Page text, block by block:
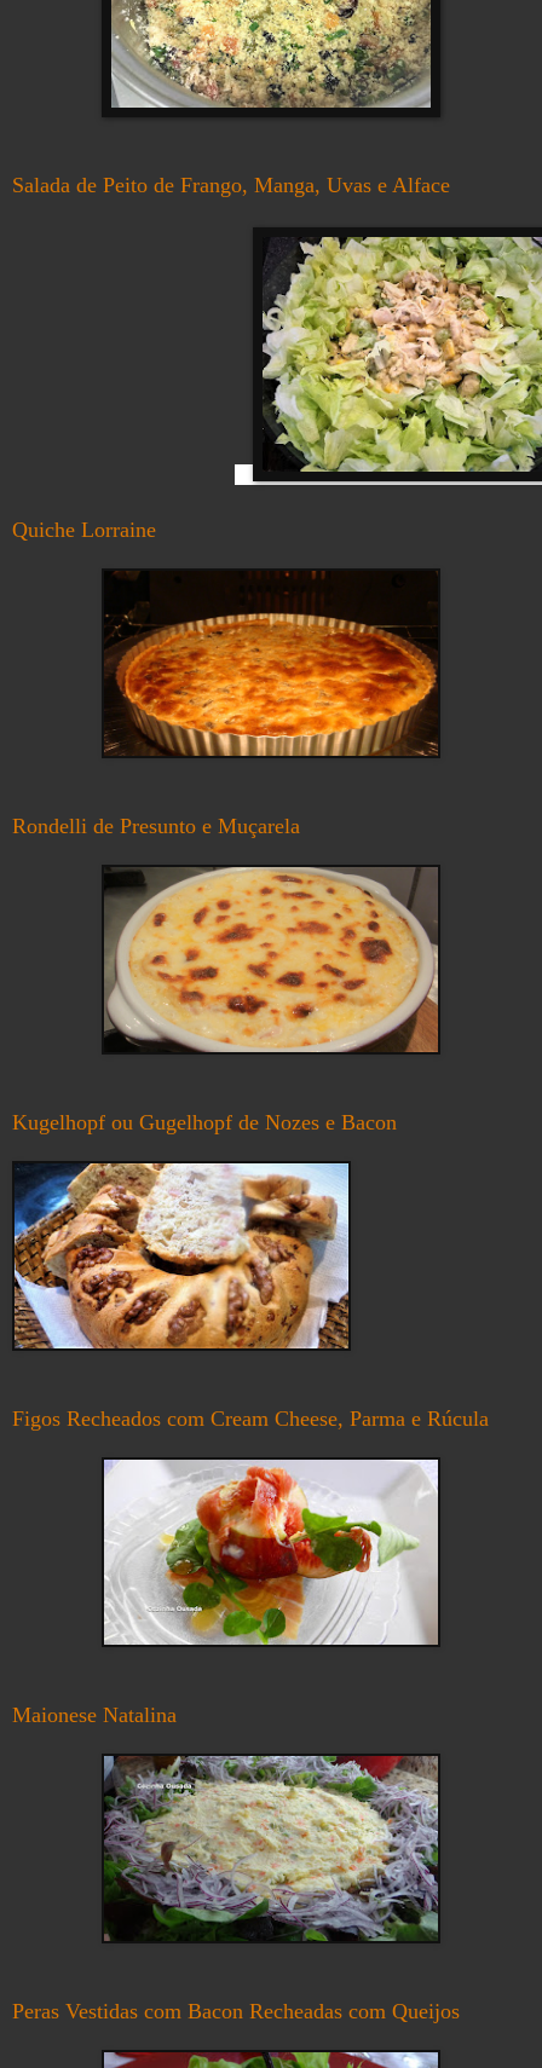
Salada de Peito de Frango, Manga, Uvas e Alface
Quiche Lorraine
Rondelli de Presunto e Muçarela
Kugelhopf ou Gugelhopf de Nozes e Bacon
Figos Recheados com Cream Cheese, Parma e Rúcula
Maionese Natalina
Peras Vestidas com Bacon Recheadas com Queijos